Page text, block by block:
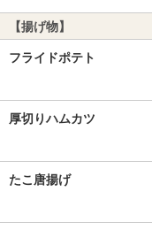
【揚げ物】
フライドポテト
厚切りハムカツ
たこ唐揚げ